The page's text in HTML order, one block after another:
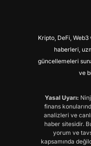
Kripto, DeFi,
haberleri,
güncellemeleri
ve
Yasal Uyarı:
finans
analizleri ve
haber sitesidir.
yorum ve
kapsamında